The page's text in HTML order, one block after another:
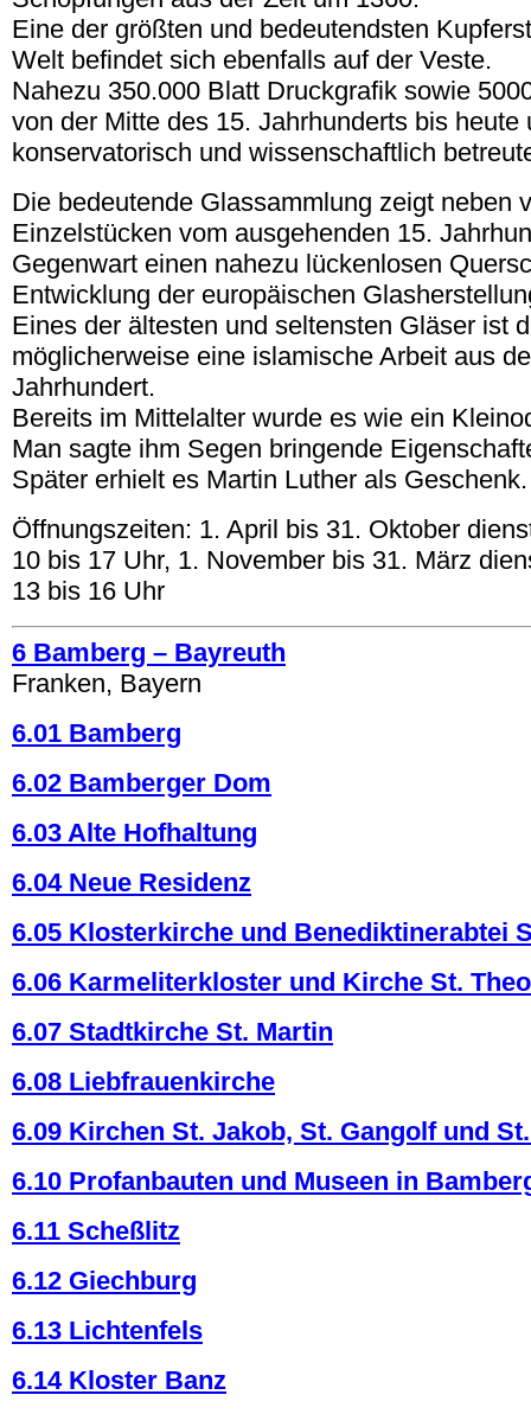
Eine der größten und bedeutendsten
Welt befindet sich ebenfalls auf der Veste.
Nahezu 350.000 Blatt Druckgrafik sowie
von der Mitte des 15. Jahrhunderts bis heute
konservatorisch und wissenschaftlich
Die bedeutende Glassammlung zeigt neben
Einzelstücken vom ausgehenden 15.
Gegenwart einen nahezu lückenlosen
Entwicklung der europäischen
Eines der ältesten und seltensten Gläser ist
möglicherweise eine islamische Arbeit aus
Jahrhundert.
Bereits im Mittelalter wurde es wie ein
Man sagte ihm Segen bringende
Später erhielt es Martin Luther als Geschenk.
Öffnungszeiten: 1. April bis 31. Oktober
10 bis 17 Uhr, 1. November bis 31. März
13 bis 16 Uhr
6 Bamberg – Bayreuth
Franken, Bayern
6.01 Bamberg
6.02 Bamberger Dom
6.03 Alte Hofhaltung
6.04 Neue Residenz
6.05 Klosterkirche und Benediktinerabtei
6.06 Karmeliterkloster und Kirche St.
6.07 Stadtkirche St. Martin
6.08 Liebfrauenkirche
6.09 Kirchen St. Jakob, St. Gangolf und
6.10 Profanbauten und Museen in
6.11 Scheßlitz
6.12 Giechburg
6.13 Lichtenfels
6.14 Kloster Banz